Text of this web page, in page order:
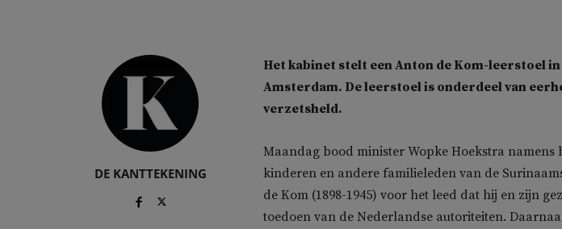
DE KANTTEKENING
Het kabinet stelt eenAnton de Kom-leerstoel
Amsterdam. De leerstoel is onderdeel van
verzetsheld.
Maandag bood minister Wopke Hoekstra namens
kinderen en andere familieleden van de
de Kom (1898-1945) voor het leed dat hij en zijn
toedoen van de Nederlandse autoriteiten.